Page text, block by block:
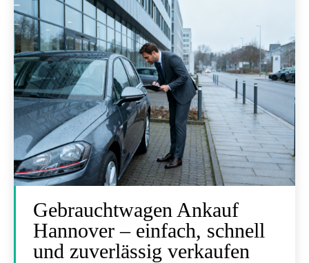
Gebrauchtwagen Ankauf
Hannover – einfach, schnell
und zuverlässig verkaufen